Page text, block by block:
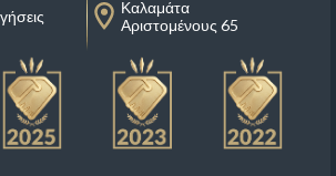
Καλαμάτα
Αριστομένους 65